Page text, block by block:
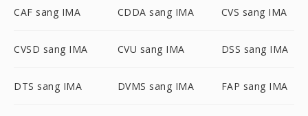
CAF sang IMA CDDA sang IMA CVS sang IMA
CVSD sang IMA CVU sang IMA DSS sang IMA
DTS sang IMA DVMS sang IMA FAP sang IMA